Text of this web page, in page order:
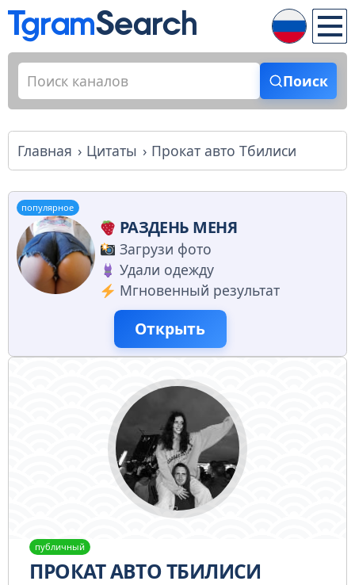
Поиск
Главная Цитаты Прокат авто Тбилиси
популярное
РАЗДЕНЬ МЕНЯ
Загрузи фото
Удали одежду
Мгновенный результат
Открыть
публичный
ПРОКАТ АВТО ТБИЛИСИ